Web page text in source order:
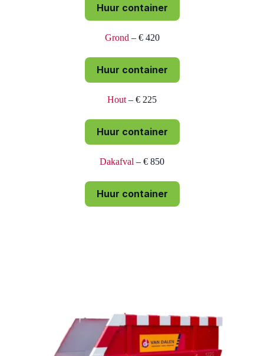
Huur container
Grond – € 420
Huur container
Hout – € 225
Huur container
Dakafval – € 850
Huur container